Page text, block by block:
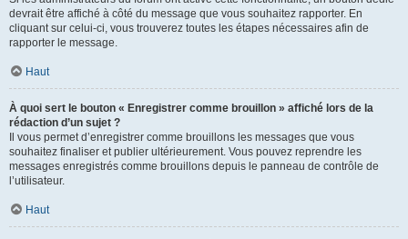
devrait être affiché à côté du message que vous souhaitez rapporter. En
cliquant sur celui-ci, vous trouverez toutes les étapes nécessaires afin de
rapporter le message.
Haut
À quoi sert le bouton « Enregistrer comme brouillon » affiché lors de la
rédaction d’un sujet ?
Il vous permet d’enregistrer comme brouillons les messages que vous
souhaitez finaliser et publier ultérieurement. Vous pouvez reprendre les
messages enregistrés comme brouillons depuis le panneau de contrôle de
l’utilisateur.
Haut